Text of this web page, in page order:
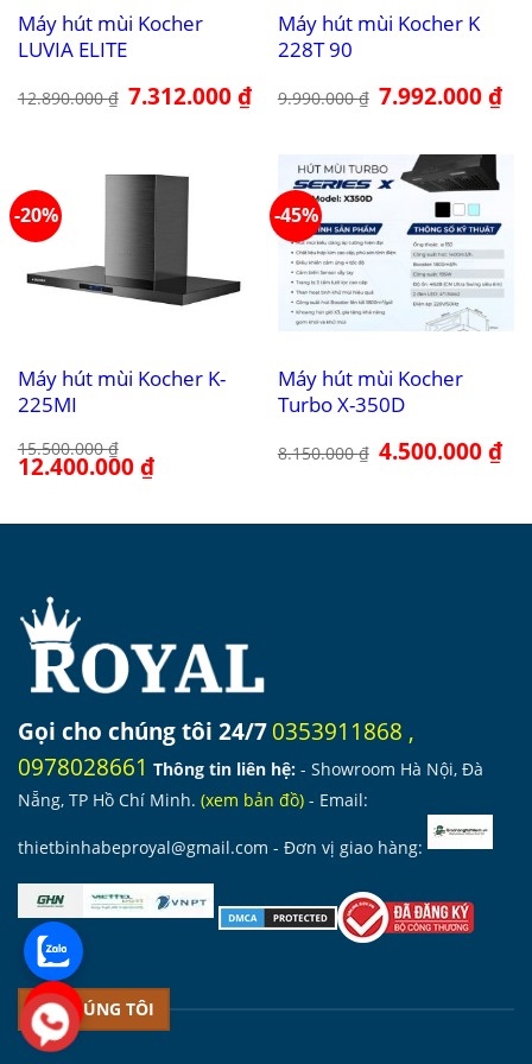
Máy hút mùi Kocher
LUVIA ELITE
12.890.000₫ Giá
gốc
7.312.000₫Giá
hiện
Máy hút mùi Kocher K
228T 90
9.990.000₫ Giá
gốc
7.992.000₫Giá
-20%
Máy hút mùi Kocher K-
225MI
15.500.000₫
Giá
gốc
12.400.000₫Giá
hiện
12.400.000 ₫.
-45%
Máy hút mùi Kocher
Turbo X-350D
8.150.000₫ Giá
gốc
4.500.000₫Giá
Gọi cho chúng tôi 24/70353911868 ,
0978028661 Thông tin liên hệ: - Showroom Hà Nội, Đà
Nẵng, TP Hồ Chí Minh. (xem bản đồ) - Email:
thietbinhabeproyal@gmail.com - Đơn vị giao hàng:
VỀ CHÚNG TÔI